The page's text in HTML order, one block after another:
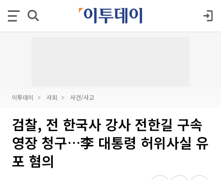
이투데이 사회 사건/사고
검찰, 전 한국사 강사 전한길 구속
영장 청구…李 대통령 허위사실 유
포 혐의